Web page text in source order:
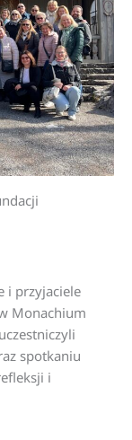
i przyjaciele
Monachium
spotkaniu
i